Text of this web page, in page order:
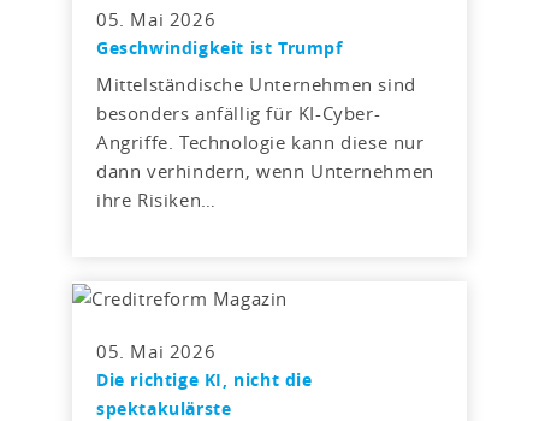
05. Mai 2026
Geschwindigkeit ist Trumpf
Mittelständische Unternehmen sind
besonders anfällig für KI-Cyber-
Angriffe. Technologie kann diese nur
dann verhindern, wenn Unternehmen
ihre Risiken…
05. Mai 2026
Die richtige KI, nicht die
spektakulärste